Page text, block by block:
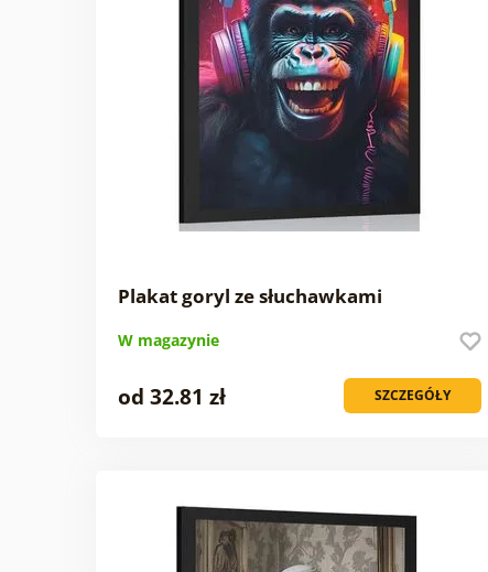
Plakat goryl ze słuchawkami
W magazynie
SZCZEGÓŁY
od 32.81 zł